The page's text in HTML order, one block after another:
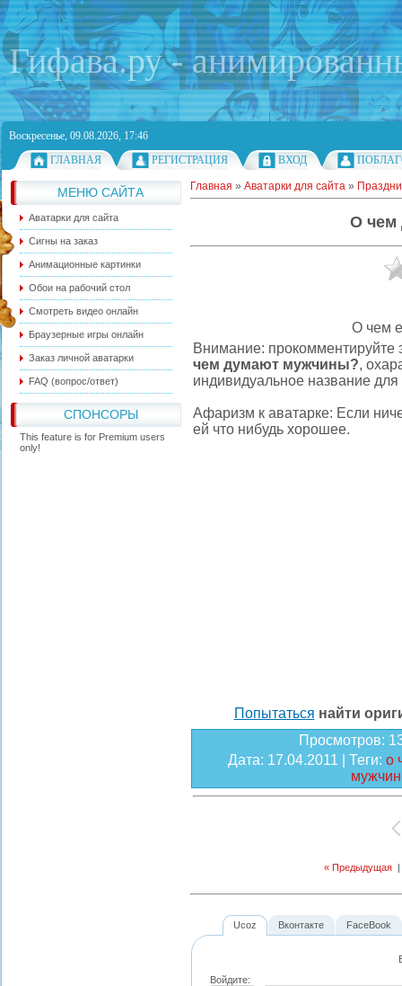
Гифава.ру -
Воскресенье, 09.08.2026, 17:46
ГЛАВНАЯ
РЕГИСТРАЦИЯ ВХОД
МЕНЮ САЙТА
Аватарки для сайта
Сигны на заказ
Анимационные картинки
Обои на рабочий стол
Смотреть видео онлайн
Браузерные игры онлайн
Заказ личной аватарки
FAQ (вопрос/ответ)
СПОНСОРЫ
This feature is for Premium users
only!
Главная » Аватарки для сайта »
О чем
О чем
Внимание: прокомментируйте
чем думают мужчины?,
индивидуальное название
Афаризм к аватарке: Если
ей что нибудь хорошее.
Попытаться найти
Просмотров:
Дата: 17.04.2011 | Теги: о
« Предыдущая|
Ucoz
Войдите:
Вконтакте FaceBook